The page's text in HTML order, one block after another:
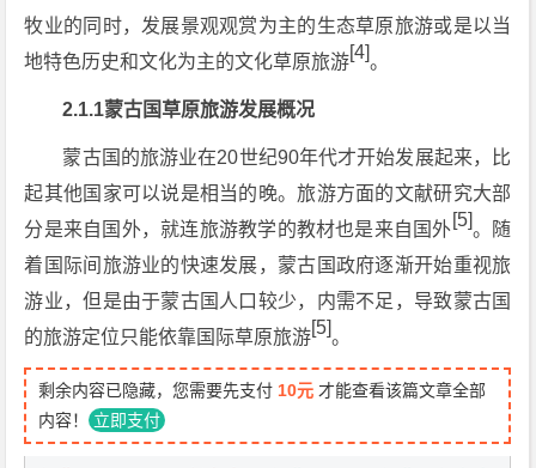
牧业的同时，发展景观观赏为主的生态草原旅游或是以当
地特色历史和文化为主的文化草原旅游[4]。
2.1.1蒙古国草原旅游发展概况
蒙古国的旅游业在20世纪90年代才开始发展起来，比
起其他国家可以说是相当的晚。旅游方面的文献研究大部
分是来自国外，就连旅游教学的教材也是来自国外[5]。随
着国际间旅游业的快速发展，蒙古国政府逐渐开始重视旅
游业，但是由于蒙古国人口较少，内需不足，导致蒙古国
的旅游定位只能依靠国际草原旅游[5]。
剩余内容已隐藏，您需要先支付 10元 才能查看该篇文章全部
内容！ 立即支付